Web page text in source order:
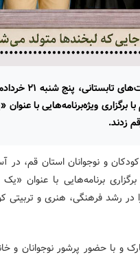
همزمان با روز
برگزاری ویژه‌برنامه‌هایی با
زدند.
و نوجوانان استان قم، در
برگزاری برنامه‌هایی با عنوان
رشد فرهنگی، هنری و تربیتی
با حضور پرشور نوجوانان و